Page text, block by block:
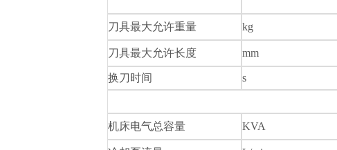
刀具最大允许重量 kg
刀具最大允许长度 mm
换刀时间 s
机床电气总容量 KVA